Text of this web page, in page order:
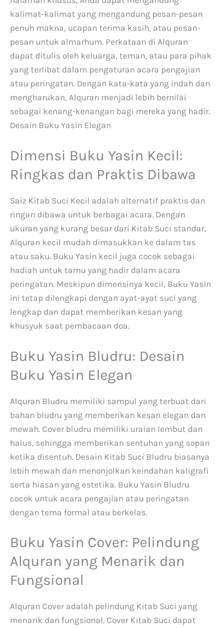
kalimat-kalimat yang mengandung pesan-pesan
penuh makna, ucapan terima kasih, atau pesan-
pesan untuk almarhum. Perkataan di Alquran
dapat ditulis oleh keluarga, teman, atau para pihak
yang terlibat dalam pengaturan acara pengajian
atau peringatan. Dengan kata-kata yang indah dan
mengharukan, Alquran menjadi lebih bernilai
sebagai kenang-kenangan bagi mereka yang hadir.
Desain Buku Yasin Elegan
Dimensi Buku Yasin Kecil:
Ringkas dan Praktis Dibawa
Saiz Kitab Suci Kecil adalah alternatif praktis dan
ringan dibawa untuk berbagai acara. Dengan
ukuran yang kurang besar dari Kitab Suci standar,
Alquran kecil mudah dimasukkan ke dalam tas
atau saku. Buku Yasin kecil juga cocok sebagai
hadiah untuk tamu yang hadir dalam acara
peringatan. Meskipun dimensinya kecil, Buku Yasin
ini tetap dilengkapi dengan ayat-ayat suci yang
lengkap dan dapat memberikan kesan yang
khusyuk saat pembacaan doa.
Buku Yasin Bludru: Desain
Buku Yasin Elegan
Alquran Bludru memiliki sampul yang terbuat dari
bahan bludru yang memberikan kesan elegan dan
mewah. Cover bludru memiliki uraian lembut dan
halus, sehingga memberikan sentuhan yang sopan
ketika disentuh. Desain Kitab Suci Bludru biasanya
lebih mewah dan menonjolkan keindahan kaligrafi
serta hiasan yang estetika. Buku Yasin Bludru
cocok untuk acara pengajian atau peringatan
dengan tema formal atau berkelas.
Buku Yasin Cover: Pelindung
Alquran yang Menarik dan
Fungsional
Alquran Cover adalah pelindung Kitab Suci yang
menarik dan fungsional. Cover Kitab Suci dapat